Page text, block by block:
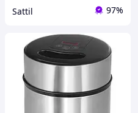
Sattil 97%